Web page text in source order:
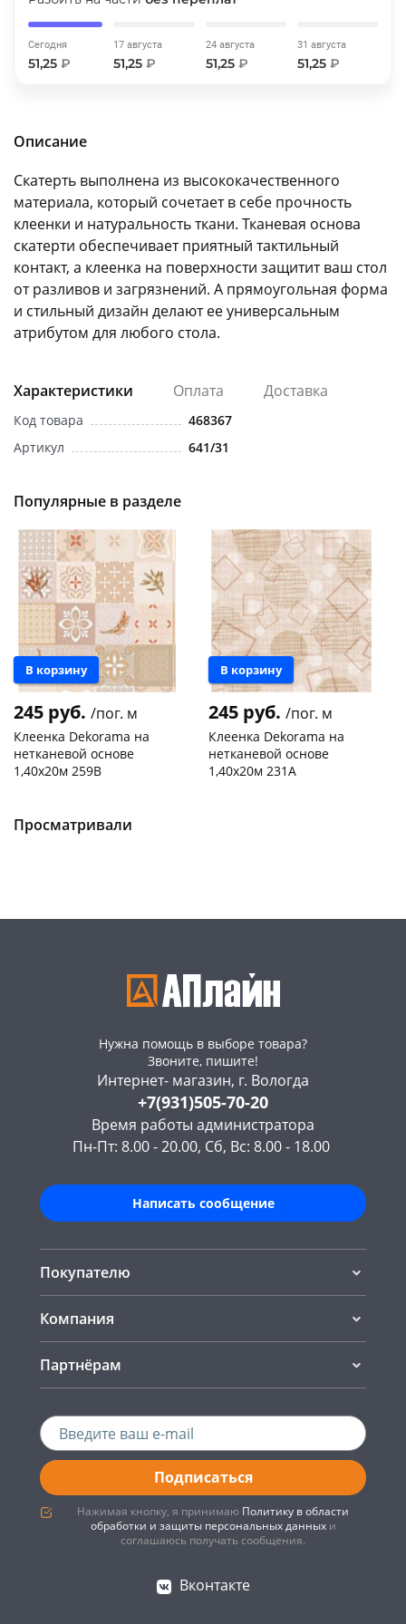
Сегодня
51,25 ₽
17 августа
51,25₽
24 августа
51,25 ₽
31 августа
51,25 ₽
Описание
Скатерть выполнена из высококачественного
материала, который сочетает в себе прочность
клеенки и натуральность ткани. Тканевая основа
скатерти обеспечивает приятный тактильный
контакт, а клеенка на поверхности защитит ваш стол
от разливов и загрязнений. А прямоугольная форма
и стильный дизайн делают ее универсальным
атрибутом для любого стола.
Характеристики Оплата Доставка
Код товара
468367
Артикул
641/31
Популярные в разделе
Новинка
В корзину
245 руб. /пог. м
Клеенка Dekorama на
нетканевой основе
1,40х20м 259В
Код товара
Новинка
В корзину
245 руб. /пог. м
Клеенка Dekorama на
нетканевой основе
1,40х20м 231А
Просматривали
Нужна помощь в выборе товара?
Звоните, пишите!
Интернет- магазин, г. Вологда
+7(931)505-70-20
Время работы администратора
Пн-Пт: 8.00 - 20.00, Сб, Вс: 8.00 - 18.00
Написать сообщение
Покупателю
Компания
Партнёрам
Подписаться
Нажимая кнопку, я принимаю Политику в области
обработки и защиты персональных данныхи
соглашаюсь получать сообщения.
Вконтакте
об оплате Плайтом
недели
раз в 2 недели